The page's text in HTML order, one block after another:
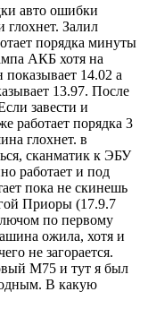
авто ошибки
глохнет. Залил
порядка минуты
АКБ хотя на
14.02 а
13.97. После
завести и
работает порядка 3
глохнет. в
сканматик к ЭБУ
работает и под
пока не скинешь
Приоры (17.9.7
по первому
ожила, хотя и
не загорается.
М75 и тут я был
В какую